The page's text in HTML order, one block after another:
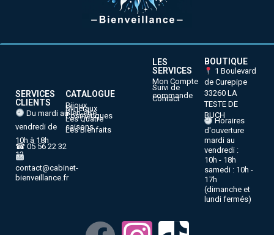
SERVICES
CLIENTS
Du mardi au
vendredi de
10h à 18h
☎ 05 56 22 32
12
contact@cabinet-
bienveillance.fr
CATALOGUE
Bijoux
Minéraux
Bien-être
Cosmétiques
Les Quatre
saisons
Les Bienfaits
LES
SERVICES
Mon Compte
Suivi de
commande
Contact
BOUTIQUE
1 Boulevard
de Curepipe
33260 LA
TESTE DE
BUCH
Horaires
d'ouverture
mardi au
vendredi :
10h - 18h
samedi : 10h -
17h
(dimanche et
lundi fermés)